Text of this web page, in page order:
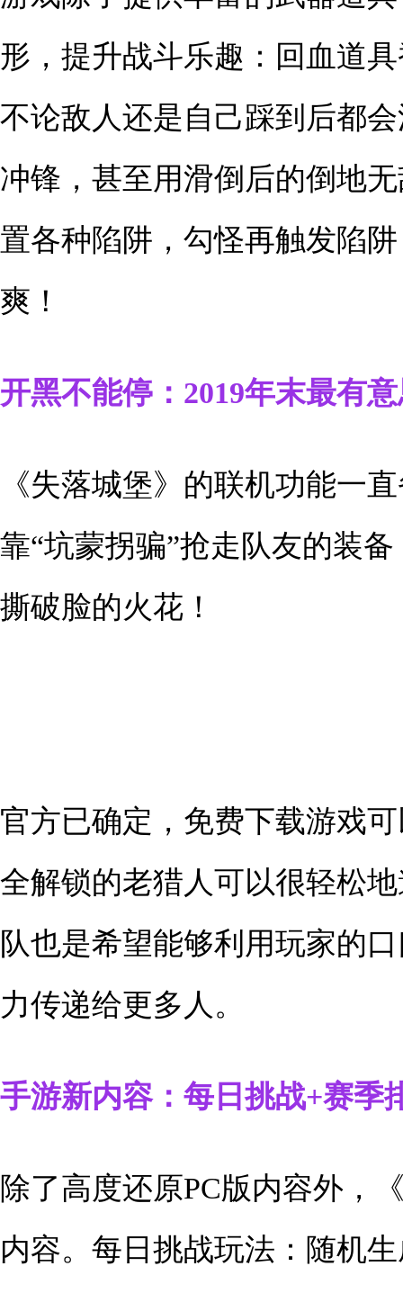
形，提升战斗乐趣：回血道
不论敌人还是自己踩到后都
冲锋，甚至用滑倒后的倒地
置各种陷阱，勾怪再触发陷
爽！
开黑不能停：2019年末最有
《失落城堡》的联机功能一
靠“坑蒙拐骗”抢走队友的装
撕破脸的火花！
官方已确定，免费下载游戏
全解锁的老猎人可以很轻松
队也是希望能够利用玩家的
力传递给更多人。
手游新内容：每日挑战+赛季
除了高度还原PC版内容外，
内容。每日挑战玩法：随机